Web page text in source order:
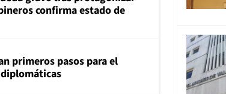
confirma estado de
primeros pasos para el